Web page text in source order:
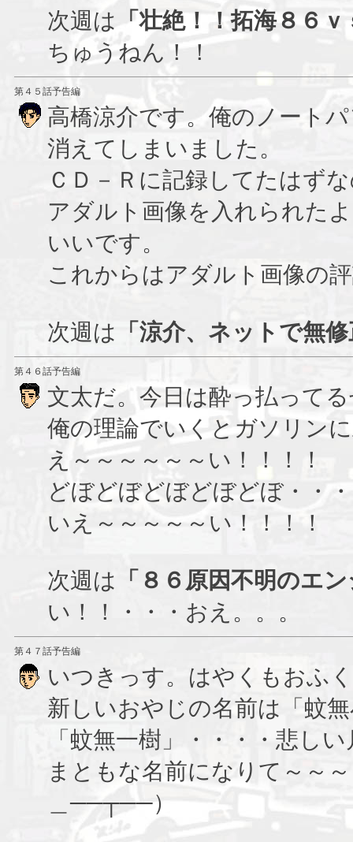
次週は 「壮絶！！拓海８６
ちゅうねん！！
第４５話予告編
高橋涼介です。俺のノート
消えてしまいました。
ＣＤ－Ｒに記録してたはず
アダルト画像を入れられた
いいです。
これからはアダルト画像の
次週は 「涼介、ネットで無
第４６話予告編
文太だ。今日は酔っ払って
俺の理論でいくとガソリン
え～～～～～～い！！！！
どぼどぼどぼどぼどぼ・・
いえ～～～～～い！！！！
次週は 「８６原因不明のエ
い！！・・・おえ。。。
第４７話予告編
いつきっす。はやくもおふ
新しいおやじの名前は「蚊
「蚊無一樹」・・・・悲しい
まともな名前になりて～～
＿──┬──）